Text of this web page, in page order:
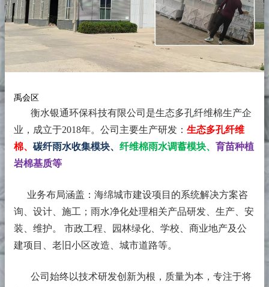
禹会区
衡水银通环保科技有限公司是生态多孔纤维棉生产企
业，成立于2018年。 公司主要生产研发： 生态多孔纤维
棉、 碳纤雨水收集模块、 纤维棉雨水调蓄模块、 育苗种植
岩棉基质等
业务布局涵盖：海绵城市建设项目的系统解决方案咨
询、设计、施工；雨水净化处理相关产品研发、生产、安
装、维护。 市政工程、园林绿化、学校、商业地产及公
建项目、老旧小区改造、城市道路等。
公司始终以技术研发创新为根，质量为本，专注于将